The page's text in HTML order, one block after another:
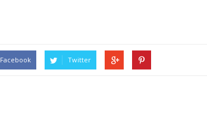
Facebook Twitter